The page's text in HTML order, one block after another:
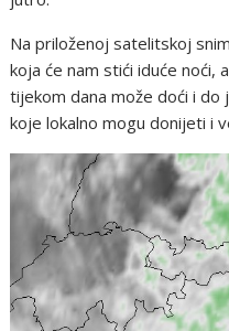
Na priloženoj satelitskoj
koja će nam stići iduće noći,
tijekom dana može doći i do
koje lokalno mogu donijeti i